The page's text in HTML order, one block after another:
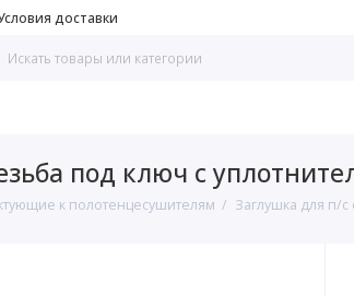
доставки
под ключ с
к полотенцесушителям Заглушка для п/